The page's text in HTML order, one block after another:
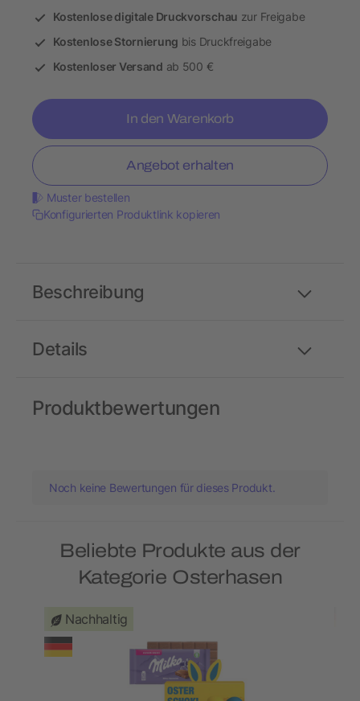
Kostenlose digitale Druckvorschau zur Freigabe
Kostenlose Stornierung bis Druckfreigabe
Kostenloser Versand ab 500 €
In den Warenkorb
Angebot erhalten
Muster bestellen
Konfigurierten Produktlink kopieren
Details
Beschreibung
Produktbewertungen
Noch keine Bewertungen für dieses Produkt.
Beliebte Produkte aus der
Kategorie Osterhasen
Nachhaltig